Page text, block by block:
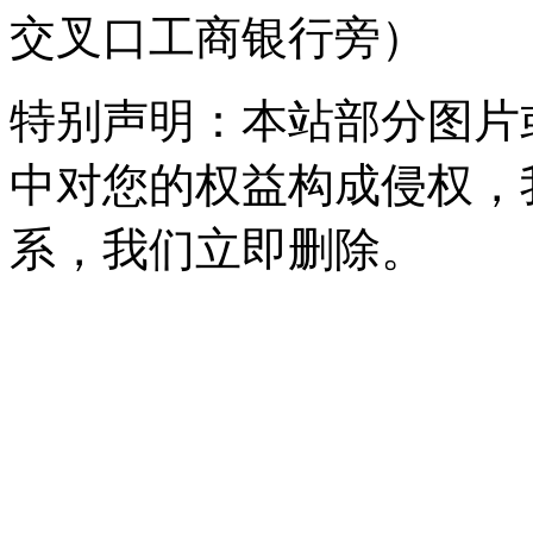
交叉口工商银行旁）
特别声明：本站部分图
中对您的权益构成侵权
系，我们立即删除。